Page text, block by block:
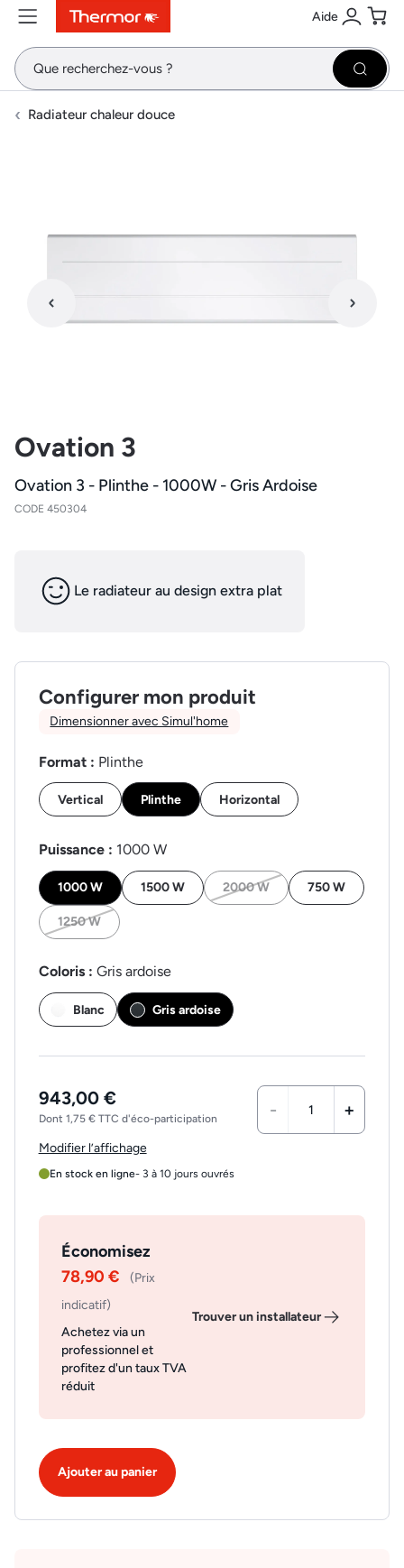
ContenuMenuRecherche Aide
Se
Radiateur chaleur douce
Ovation 3
Ovation 3 - Plinthe - 1000W - Gris Ardoise
CODE 450304
Le radiateur au design extra plat
Configurer mon produit
Dimensionner avec Simul'home
Format : Plinthe
Vertical Plinthe Horizontal
Puissance : 1000 W
1000 W 1500 W 2000 W 750 W
1250 W
Coloris : Gris ardoise
Blanc Gris ardoise
943,00 €
Dont 1,75 € TTC d'éco-participation - +
Modifier l’affichage
En stock en ligne- 3 à 10 jours ouvrés
Économisez
78,90 €
(Prix
indicatif)
Achetez via un
professionnel et
profitez d'un taux TVA
réduit
Trouver un installateur
Ajouter au panier